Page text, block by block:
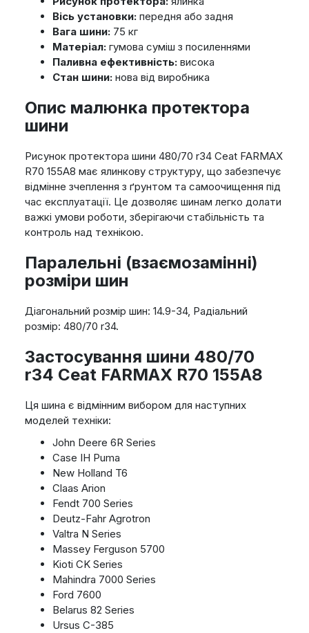
Вісь установки:передня або задня
Вага шини:75 кг
Матеріал:гумова суміш з посиленнями
Паливна ефективність:висока
Стан шини:нова від виробника
Опис малюнка протектора
шини
Рисунок протектора шини 480/70 r34 Ceat FARMAX
R70 155A8 має ялинкову структуру, що забезпечує
відмінне зчеплення з ґрунтом та самоочищення під
час експлуатації. Це дозволяє шинам легко долати
важкі умови роботи, зберігаючи стабільність та
контроль над технікою.
Паралельні (взаємозамінні)
розміри шин
Діагональний розмір шин: 14.9-34, Радіальний
розмір: 480/70 r34.
Застосування шини 480/70
r34 Ceat FARMAX R70 155A8
Ця шина є відмінним вибором для наступних
моделей техніки:
John Deere 6R Series
Case IH Puma
New Holland T6
Claas Arion
Fendt 700 Series
Deutz-Fahr Agrotron
Valtra N Series
Massey Ferguson 5700
Kioti CK Series
Mahindra 7000 Series
Ford 7600
Belarus 82 Series
Ursus C-385